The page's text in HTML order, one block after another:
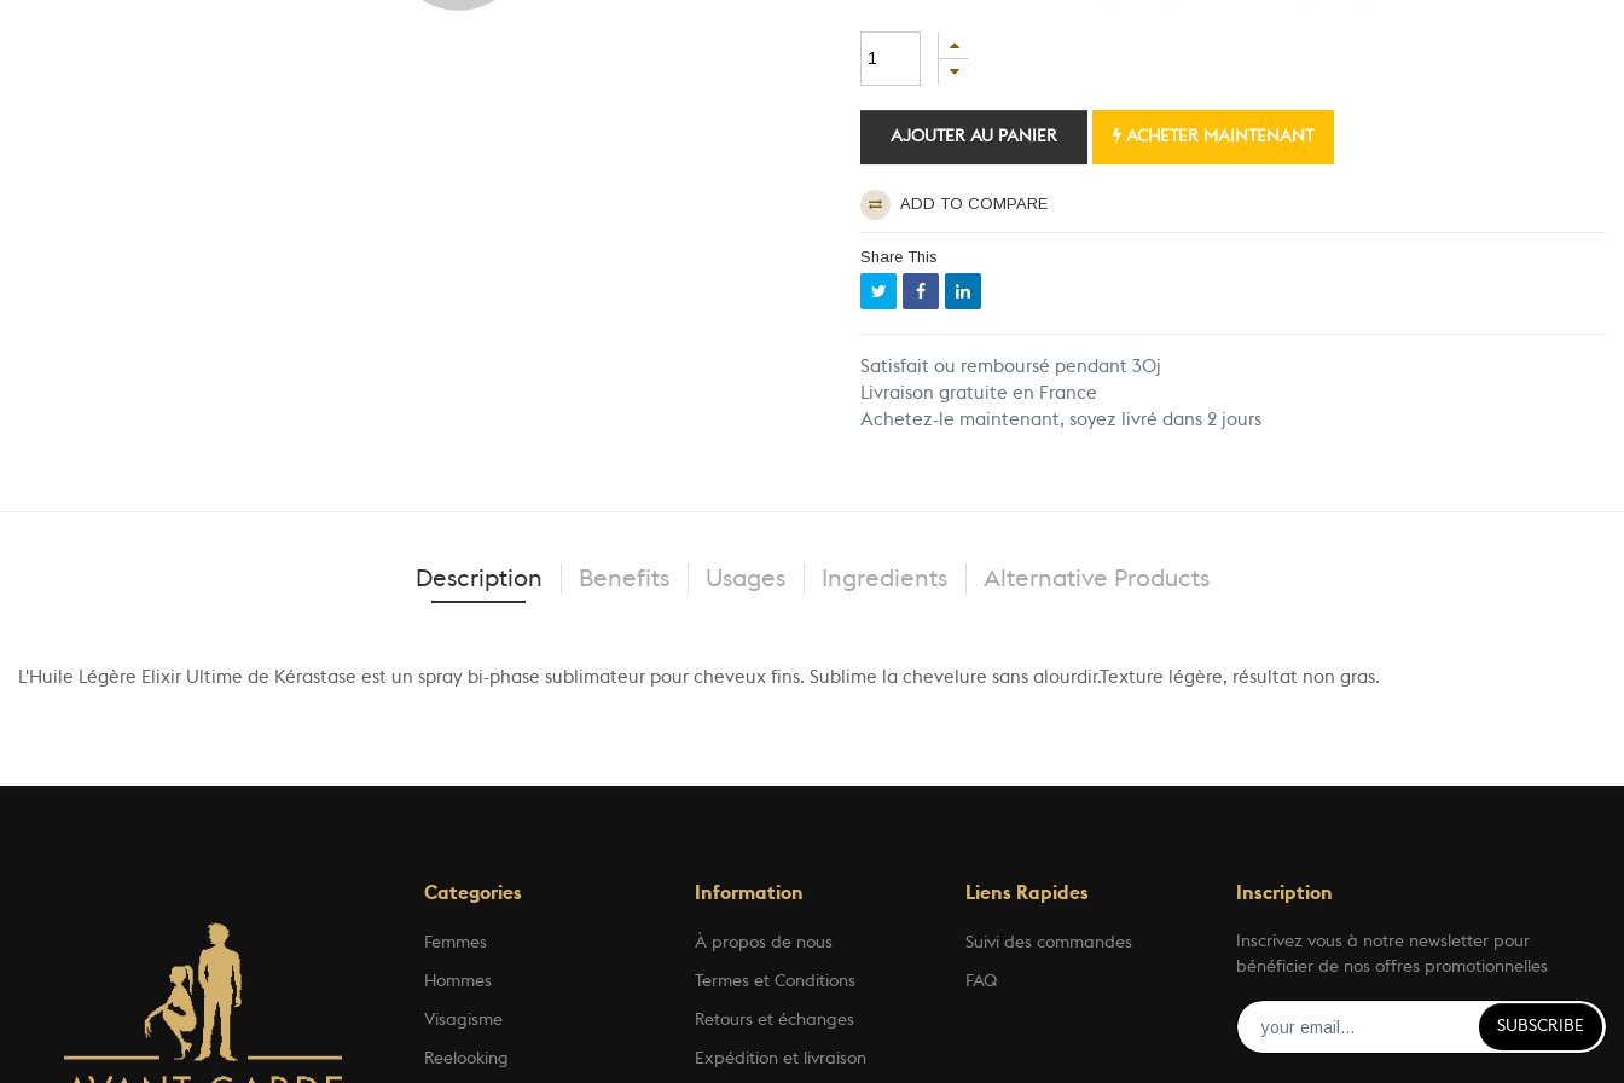
AJOUTER AU PANIER ACHETER MAINTENANT
ADD TO COMPARE
Share This
Satisfait ou remboursé pendant 30j
Livraison gratuite en France
Achetez-le maintenant, soyez livré dans 2 jours
Description Benefits Usages Ingredients Alternative Products
L'Huile Légère Elixir Ultime de Kérastase est un spray bi-phase sublimateur pour cheveux fins. Sublime la chevelure sans alourdir.Texture légère, résultat non gras.
Categories
Femmes
Hommes
Visagisme
Reelooking
Information
À propos de nous
Termes et Conditions
Retours et échanges
Expédition et livraison
Liens Rapides
Suivi des commandes
FAQ
Inscription
Inscrivez vous à notre newsletter pour
bénéficier de nos offres promotionnelles
SUBSCRIBE